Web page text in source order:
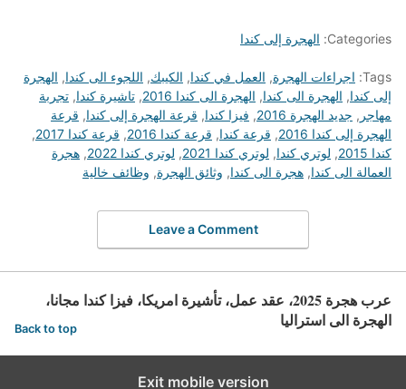
Categories: الهجرة إلى كندا
Tags: اجراءات الهجرة, العمل في كندا, الكيبك, اللجوء الى كندا, الهجرة
إلى كندا, الهجرة الى كندا, الهجرة الى كندا 2016 , تاشيرة كندا, تجربة
مهاجر , جديد الهجرة 2016 , فيزا كندا, قرعة الهجرة إلى كندا, قرعة
الهجرة إلى كندا 2016
, قرعة كندا, قرعة كندا 2016 , قرعة كندا 2017
,
كندا 2015
, لوتري كندا, لوتري كندا 2021 , لوتري كندا 2022 , هجرة
العمالة الى كندا, هجرة الى كندا, وثائق الهجرة, وظائف خالية
Leave a Comment
عرب هجرة 2025، عقد عمل، تأشيرة امريكا، فيزا كندا مجانا،
الهجرة الى استراليا
Back to top
Exit mobile version